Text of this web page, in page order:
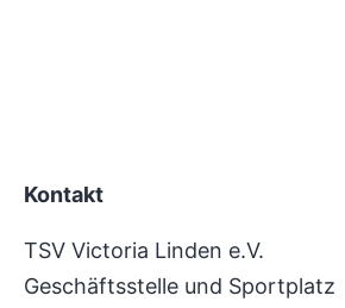
Kontakt
TSV Victoria Linden e.V.
Geschäftsstelle und Sportplatz